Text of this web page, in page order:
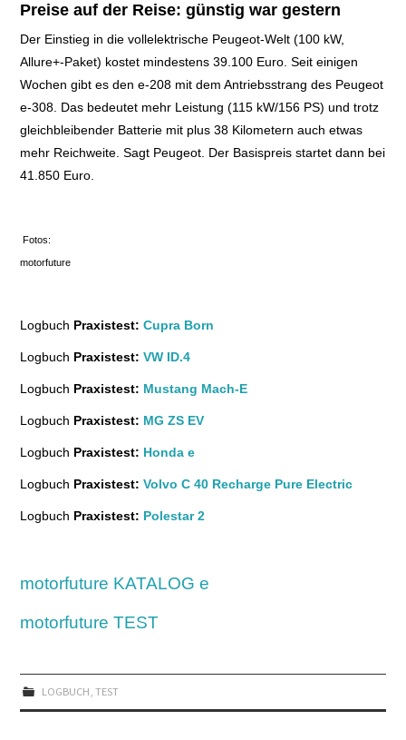
Preise auf der Reise: günstig war gestern
Der Einstieg in die vollelektrische Peugeot-Welt (100 kW,
Allure+-Paket) kostet mindestens 39.100 Euro. Seit einigen
Wochen gibt es den e-208 mit dem Antriebsstrang des Peugeot
e-308. Das bedeutet mehr Leistung (115 kW/156 PS) und trotz
gleichbleibender Batterie mit plus 38 Kilometern auch etwas
mehr Reichweite. Sagt Peugeot. Der Basispreis startet dann bei
41.850 Euro.
Fotos:
motorfuture
Logbuch Praxistest:Cupra Born
Logbuch Praxistest: VW ID.4
Logbuch Praxistest: Mustang Mach-E
Logbuch Praxistest: MG ZS EV
Logbuch Praxistest: Honda e
Logbuch Praxistest:Volvo C 40 Recharge Pure Electric
Logbuch Praxistest: Polestar 2
motorfuture KATALOG e
motorfuture TEST
LOGBUCH, TEST